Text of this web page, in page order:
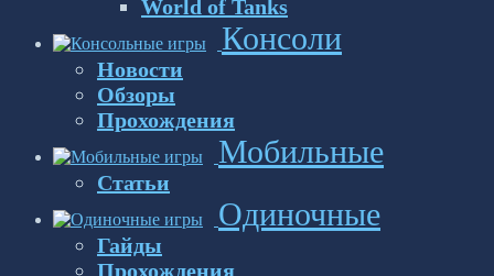
World of Tanks
Консоли
Новости
Обзоры
Прохождения
Мобильные
Статьи
Одиночные
Гайды
Прохождения